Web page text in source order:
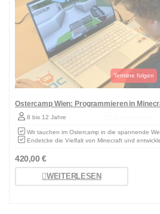
Ostercamp Wien: Programmieren in
8 bis 12 Jahre
Wir tauchen im Ostercamp in die spannende
Endetcke die Vielfalt von Minecraft und
420,00€
WEITERLESEN